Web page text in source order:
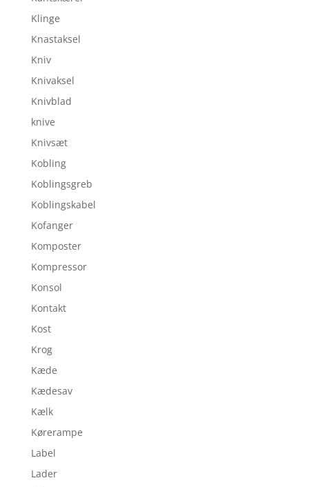
Klinge
Knastaksel
Kniv
Knivaksel
Knivblad
knive
Knivsæt
Kobling
Koblingsgreb
Koblingskabel
Kofanger
Komposter
Kompressor
Konsol
Kontakt
Kost
Krog
Kæde
Kædesav
Kælk
Kørerampe
Label
Lader